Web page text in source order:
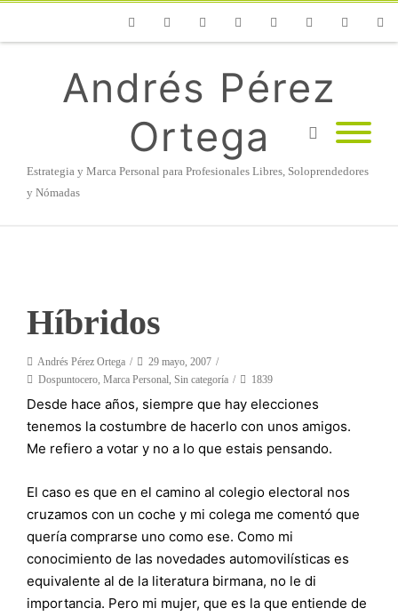
Andrés Pérez
Ortega
Estrategia y Marca Personal para Profesionales Libres, Soloprendedores
y Nómadas
Híbridos
Andrés Pérez Ortega
29 mayo, 2007
Dospuntocero, Marca Personal, Sin categoría 1839
Desde hace años, siempre que hay elecciones
tenemos la costumbre de hacerlo con unos amigos.
Me refiero a votar y no a lo que estais pensando.
El caso es que en el camino al colegio electoral nos
cruzamos con un coche y mi colega me comentó que
quería comprarse uno como ese. Como mi
conocimiento de las novedades automovilísticas es
equivalente al de la literatura birmana, no le di
importancia. Pero mi mujer, que es la que entiende de